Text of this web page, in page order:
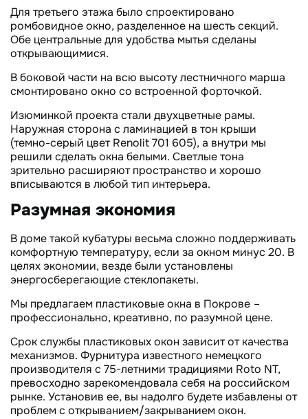
Для третьего этажа было спроектировано
ромбовидное окно, разделенное на шесть секций.
Обе центральные для удобства мытья сделаны
открывающимися.
В боковой части на всю высоту лестничного марша
смонтировано окно со встроенной форточкой.
Изюминкой проекта стали двухцветные рамы.
Наружная сторона с ламинацией в тон крыши
(темно-серый цвет Renolit 701 605), а внутри мы
решили сделать окна белыми. Светлые тона
зрительно расширяют пространство и хорошо
вписываются в любой тип интерьера.
Разумная экономия
В доме такой кубатуры весьма сложно поддерживать
комфортную температуру, если за окном минус 20. В
целях экономии, везде были установлены
энергосберегающие стеклопакеты.
Мы предлагаем пластиковые окна в Покрове –
профессионально, креативно, по разумной цене.
Срок службы пластиковых окон зависит от качества
механизмов. Фурнитура известного немецкого
производителя с 75-летними традициями Roto NT,
превосходно зарекомендовала себя на российском
рынке. Установив ее, вы надолго будете избавлены от
проблем с открыванием/закрыванием окон.